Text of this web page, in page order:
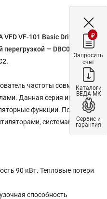
VF-101 Basic Drive
— DBC00038 —
частоты совместим с
Данная серия имеет
функции. Подходит
системами
90 кВт. Тепловые потери
способность
₽
Запросить
счет
Каталоги
ВЕДА МК
Сервис и
гарантия